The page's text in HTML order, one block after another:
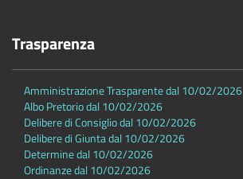
Trasparenza
Amministrazione Trasparente dal 10/02/2026
Albo Pretorio dal 10/02/2026
Delibere di Consiglio dal 10/02/2026
Delibere di Giunta dal 10/02/2026
Determine dal 10/02/2026
Ordinanze dal 10/02/2026